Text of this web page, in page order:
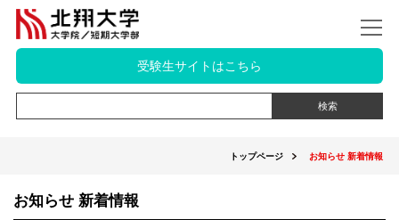
受験生サイトはこちら
トップページ お知らせ 新着情報
お知らせ 新着情報